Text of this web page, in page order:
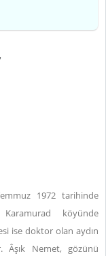
1972 tarihinde
köyünde
ise doktor olan aydın
Âşık Nemet, gözünü